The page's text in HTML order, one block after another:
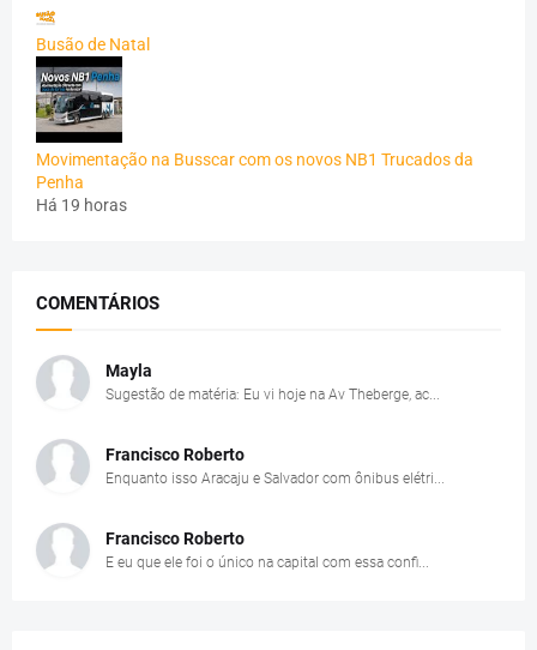
Busão de Natal
Movimentação na Busscar com os novos NB1 Trucados da
Penha
Há 19 horas
COMENTÁRIOS
Mayla
Sugestão de matéria: Eu vi hoje na Av Theberge, ac...
Francisco Roberto
Enquanto isso Aracaju e Salvador com ônibus elétri...
Francisco Roberto
E eu que ele foi o único na capital com essa confi...